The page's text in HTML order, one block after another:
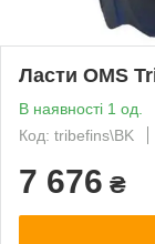
Ласти OMS
В наявності 1 од.
Код: tribefins\BK
7 676 ₴